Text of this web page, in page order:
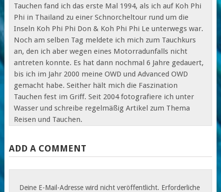
Tauchen fand ich das erste Mal 1994, als ich auf Koh Phi
Phi in Thailand zu einer Schnorcheltour rund um die
Inseln Koh Phi Phi Don & Koh Phi Phi Le unterwegs war.
Noch am selben Tag meldete ich mich zum Tauchkurs
an, den ich aber wegen eines Motorradunfalls nicht
antreten konnte. Es hat dann nochmal 6 Jahre gedauert,
bis ich im Jahr 2000 meine OWD und Advanced OWD
gemacht habe. Seither hält mich die Faszination
Tauchen fest im Griff. Seit 2004 fotografiere ich unter
Wasser und schreibe regelmäßig Artikel zum Thema
Reisen und Tauchen.
ADD A COMMENT
Deine E-Mail-Adresse wird nicht veröffentlicht. Erforderliche